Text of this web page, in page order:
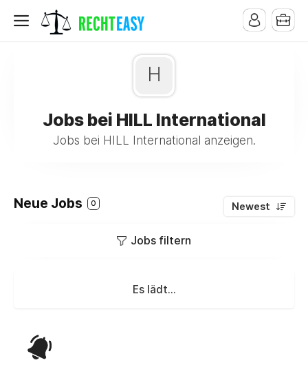
H
Jobs bei HILL International
Jobs bei HILL International anzeigen.
Neue Jobs 0 Newest
Jobs filtern
Es lädt...